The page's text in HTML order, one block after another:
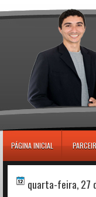
PÁGINA INICIAL
quarta-feira, 27